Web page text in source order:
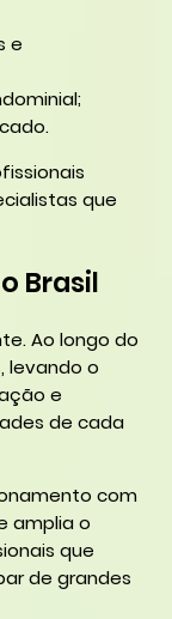
e
que
Brasil
Ao longo do
levando o
e
de cada
com
amplia o
que
de grandes